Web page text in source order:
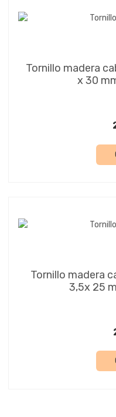
Tornillo madera
x 30
Tornillo madera
3,5x 25